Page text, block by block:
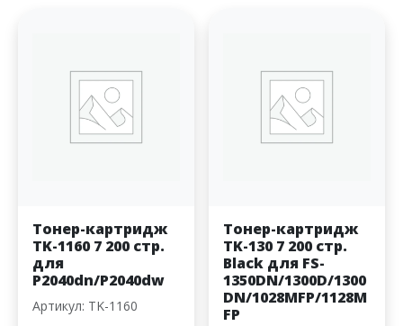
Тонер-картридж
TK-1160 7 200 стр.
для
P2040dn/P2040dw
Артикул: TK-1160
Тонер-картридж
TK-130 7 200 стр.
Black для FS-
1350DN/1300D/1300
DN/1028MFP/1128M
FP